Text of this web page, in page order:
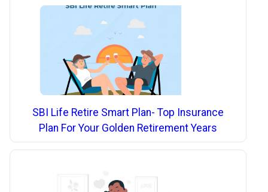
SBI Life Retire Smart Plan- Top Insurance
Plan For Your Golden Retirement Years